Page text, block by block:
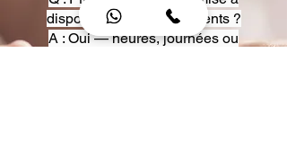
disposition pour événements ?
A : Oui — heures, journées ou